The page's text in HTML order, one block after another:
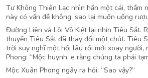
Tư Không Thiên Lạc nhìn hắn một cái, thầm
này có vấn đề không, sao lại muốn uống
Đường Liên và Lôi Vô Kiệt lại nhìn Tiêu Sắt.
thuyền Tiêu Sắt đã thay đổi một chút. Tiêu
trời suy nghĩ một hồi lâu rồi mới xoay người,
Phong: “Mộc huynh, e rằng chúng ta phải
Mộc Xuân Phong ngây ra hỏi: “Sao vậy?”